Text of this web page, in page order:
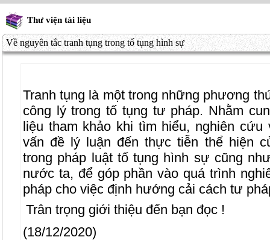
Thư viện tài liệu
Về nguyên tắc tranh tụng trong tố tụng hình sự
Tranh tụng là một trong những phương
công lý trong tố tụng tư pháp. Nhằm
liệu tham khảo khi tìm hiểu, nghiên
vấn đề lý luận đến thực tiễn thể hiện
trong pháp luật tố tụng hình sự cũng
nước ta, để góp phần vào quá trình
pháp cho việc định hướng cải cách tư
Trân trọng giới thiệu đến bạn đọc !
(18/12/2020)